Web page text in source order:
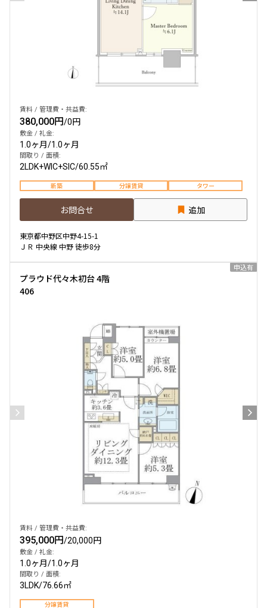
賃料 / 管理費・共益費:
380,000円/0円
敷金 / 礼金:
1.0ヶ月/1.0ヶ月
間取り / 面積:
2LDK+WIC+SIC/60.55㎡
新築 分譲賃貸 タワー
お問合せ 追加
東京都中野区中野4-15-1
ＪＲ 中央線 中野 徒歩8分
プラウド代々木初台 4階
406
申込有
賃料 / 管理費・共益費:
395,000円/20,000円
敷金 / 礼金:
1.0ヶ月/1.0ヶ月
間取り / 面積:
3LDK/76.66㎡
分譲賃貸